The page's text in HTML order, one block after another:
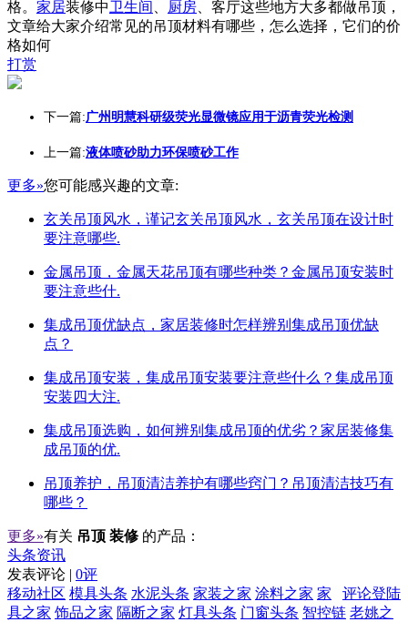
格。 家居装修中卫生间 厨房 、客厅这些地方大多都做吊顶，
文章给大家介绍常见的吊顶材料有哪些，怎么选择，它们的价
格如何
打赏
下一篇:广州明慧科研级荧光显微镜应用于沥青荧光检测
上一篇:液体喷砂助力环保喷砂工作
更多»您可能感兴趣的文章:
玄关吊顶风水，谨记玄关吊顶风水，玄关吊顶在设计时
要注意哪些.
金属吊顶，金属天花吊顶有哪些种类？金属吊顶安装时
要注意些什.
集成吊顶优缺点，家居装修时怎样辨别集成吊顶优缺
点？
集成吊顶安装，集成吊顶安装要注意些什么？集成吊顶
安装四大注.
集成吊顶选购，如何辨别集成吊顶的优劣？家居装修集
成吊顶的优.
吊顶养护，吊顶清洁养护有哪些窍门？吊顶清洁技巧有
哪些？
更多»有关 吊顶 装修 的产品：
头条资讯
发表评论 | 0评
评论登陆
移动社区 模具头条 水泥头条 家装之家 涂料之家 家
具之家 饰品之家 隔断之家 灯具头条 门窗头条 智控链 老姚之